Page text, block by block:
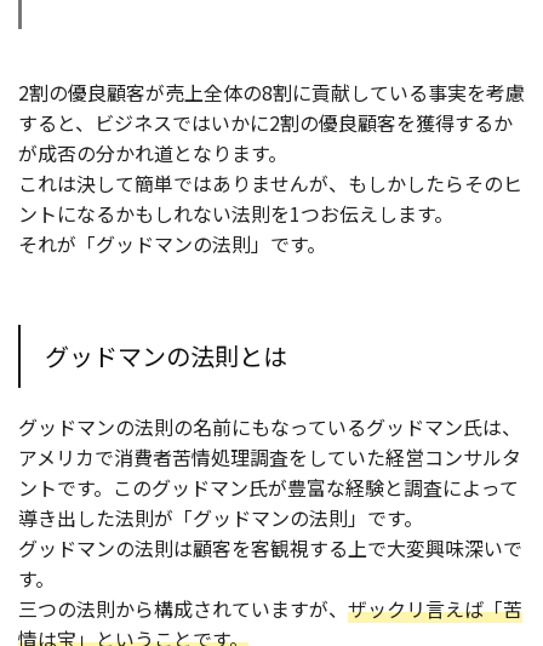
2割の優良顧客が売上全体の8割に貢献している事実を考慮
すると、ビジネスではいかに2割の優良顧客を獲得するか
が成否の分かれ道となります。
これは決して簡単ではありませんが、もしかしたらそのヒ
ントになるかもしれない法則を1つお伝えします。
それが「グッドマンの法則」です。
グッドマンの法則とは
グッドマンの法則の名前にもなっているグッドマン氏は、
アメリカで消費者苦情処理調査をしていた経営コンサルタ
ントです。このグッドマン氏が豊富な経験と調査によって
導き出した法則が「グッドマンの法則」です。
グッドマンの法則は顧客を客観視する上で大変興味深いで
す。
三つの法則から構成されていますが、 ザックリ言えば「苦
情は宝」ということです。